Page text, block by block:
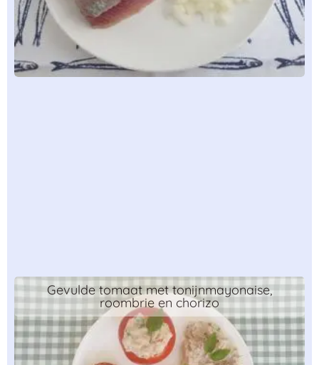
Gevulde tomaat met tonijnmayonaise,
roombrie en chorizo